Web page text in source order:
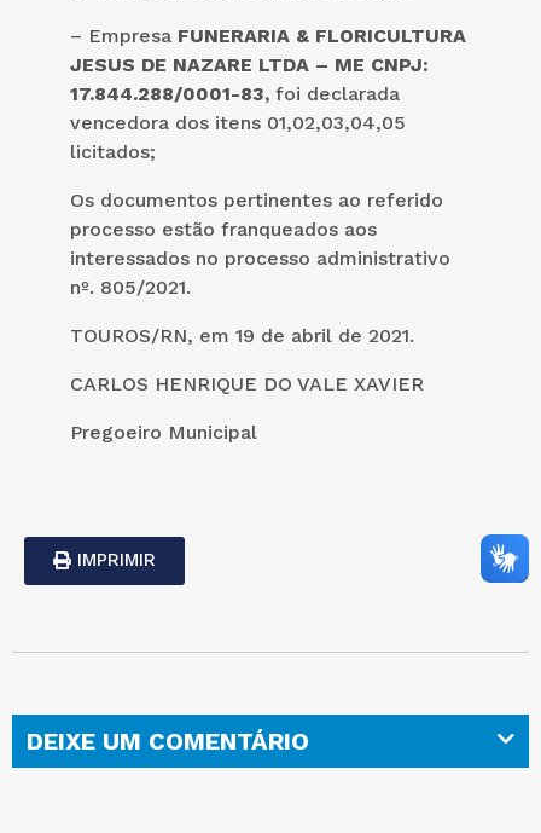
– Empresa FUNERARIA & FLORICULTURA
JESUS DE NAZARE LTDA – ME CNPJ:
17.844.288/0001-83, foi declarada
vencedora dos itens 01,02,03,04,05
licitados;
Os documentos pertinentes ao referido
processo estão franqueados aos
interessados no processo administrativo
nº. 805/2021.
TOUROS/RN, em 19 de abril de 2021.
CARLOS HENRIQUE DO VALE XAVIER
Pregoeiro Municipal
IMPRIMIR
DEIXE UM COMENTÁRIO